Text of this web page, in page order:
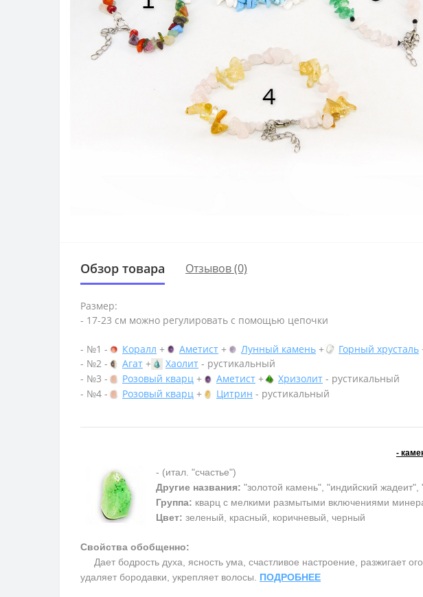
Обзор товара Отзывов (0)
Размер:
- 17-23 см можно регулировать с помощью цепочки
- №1 - Коралл + Аметист + Лунный камень + Горный хрусталь
- №2 -
Агат + Хаолит - рустикальный
- №3 -
Розовый кварц + Аметист + Хризолит - рустикальный
- №4 -
Розовый кварц + Цитрин - рустикальный
-
- (итал. "счастье")
Другие названия: "золотой камень", "индийский
Группа: кварц с мелкими размытыми включениями
Цвет: зеленый, красный, коричневый, черный
Свойства обобщенно:
Дает бодрость духа, ясность ума, счастливое настроение, разжигает
удаляет бородавки, укрепляет волосы. ПОДРОБНЕЕ